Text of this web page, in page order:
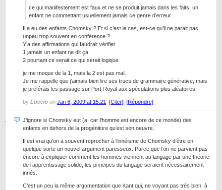
ce qui manifestement est faux et ne se produit jamais dans les faits, un
enfant ne commettant usuellement jamais ce genre d’erreur.
Il a eu des enfants Chomsky ? Et si c’est le cas, est-ce qu’il ne parait pas
unpeu trop souvent en conférence ?
Y’a des affirmations qui faudrait vérifier
1 jamais un enfant ne dit ça
2 pourtant ce serait ce qui serait logique
je me moque de la 1, mais la 2 est pas mal.
Je me rappelle que j’aimais bien lire ses trucs de grammaire générative, mais
je préférais les passage sur Port-Royal aux spéculations plus aléatoires.
by Luccio on Jan 6, 2009 at 15:21 [Citer] [Répondre]
J’ignore si Chomsky eut (a, car l’homme est encore de ce monde) des
enfants en dehors de la progéniture qu’est son oeuvre.
Il est vrai qu’on a souvent reprocher à l’innéisme de Chomsky d’être en
quelque sorte un nouvel argument paresseux. Parce que l’on ne parvient pas
encore à expliquer comment les hommes viennent au langage par une théorie
de l’apprentissage solide, les principes du langage seraient nécessairement
innés.
C’est un peu la même argumentation que Kant qui, ne voyant pas très bien, à